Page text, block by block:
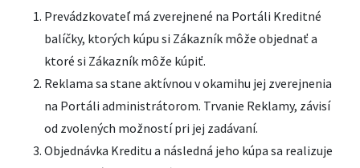
Prevádzkovateľ má zverejnené na Portáli Kreditné
balíčky, ktorých kúpu si Zákazník môže objednať a
ktoré si Zákazník môže kúpiť.
Reklama sa stane aktívnou v okamihu jej zverejnenia
na Portáli administrátorom. Trvanie Reklamy, závisí
od zvolených možností pri jej zadávaní.
Objednávka Kreditu a následná jeho kúpa sa realizuje